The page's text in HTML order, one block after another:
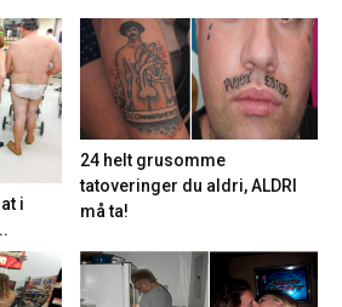
i
24 helt grusomme
tatoveringer du aldri, ALDRI
må ta!